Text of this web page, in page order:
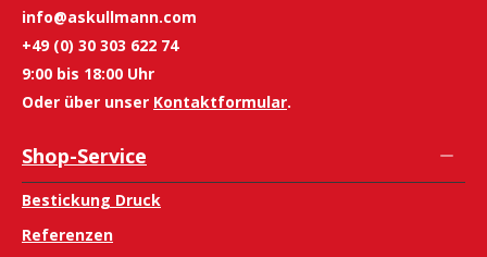
info@askullmann.com
+49 (0) 30 303 622 74
9:00 bis 18:00 Uhr
Oder über unser Kontaktformular.
Shop-Service
Bestickung Druck
Referenzen